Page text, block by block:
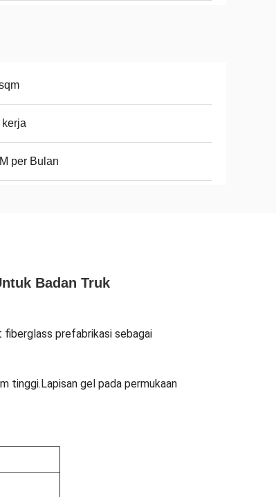
per Bulan
Badan Truk
prefabrikasi sebagai
tinggi.Lapisan gel pada permukaan